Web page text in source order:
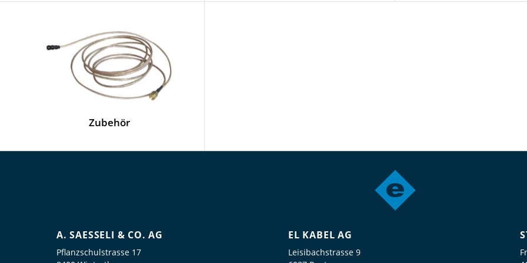
Zubehör
A. SAESSELI & CO. AG
Pflanzschulstrasse 17
EL KABEL AG
Leisibachstrasse 9